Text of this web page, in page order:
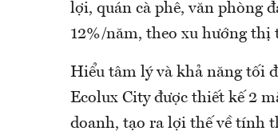
lợi, quán cà phê, văn phòng
12%/năm, theo xu hướng
Hiểu tâm lý và khả năng tối
Ecolux City được thiết kế 2
doanh, tạo ra lợi thế về tính